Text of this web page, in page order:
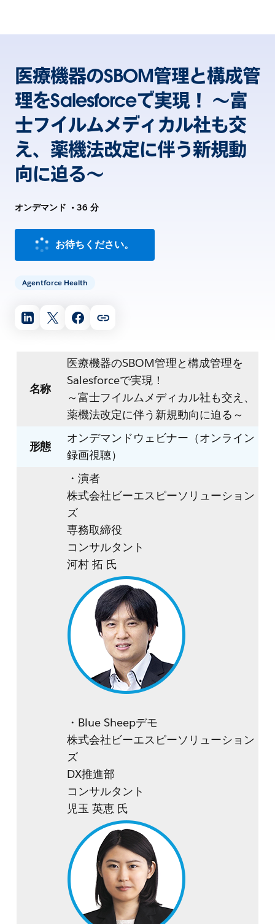
医療機器のSBOM管理と構成管
理をSalesforceで実現！ ～富
士フイルムメディカル社も交
え、薬機法改定に伴う新規動
向に迫る～
オンデマンド • 36 分
お待ちください。
Agentforce Health
名称
医療機器のSBOM管理と構成管理を
Salesforceで実現！
～富士フイルムメディカル社も交え、
薬機法改定に伴う新規動向に迫る～
形態
オンデマンドウェビナー（オンライン
録画視聴）
・演者
株式会社ビーエスピーソリューション
ズ
専務取締役
コンサルタント
河村 拓 氏
・Blue Sheepデモ
株式会社ビーエスピーソリューション
ズ
DX推進部
コンサルタント
児玉 英恵 氏